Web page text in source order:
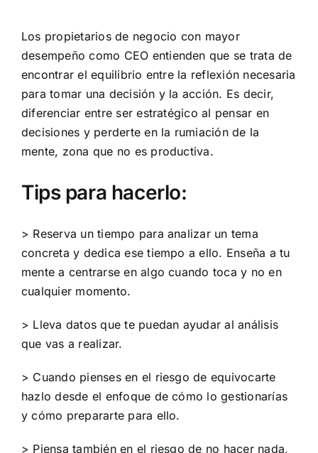
Los propietarios de negocio con mayor
desempeño como CEO entienden que se trata de
encontrar el equilibrio entre la reflexión necesaria
para tomar una decisión y la acción. Es decir,
diferenciar entre ser estratégico al pensar en
decisiones y perderte en la rumiación de la
mente, zona que no es productiva.
Tips para hacerlo:
> Reserva un tiempo para analizar un tema
concreta y dedica ese tiempo a ello. Enseña a tu
mente a centrarse en algo cuando toca y no en
cualquier momento.
> Lleva datos que te puedan ayudar al análisis
que vas a realizar.
> Cuando pienses en el riesgo de equivocarte
hazlo desde el enfoque de cómo lo gestionarías
y cómo prepararte para ello.
> Piensa también en el riesgo de no hacer nada,